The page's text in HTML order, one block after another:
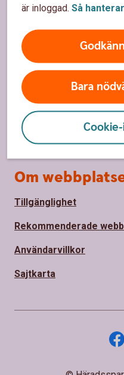
är inloggad. Så
Bara
Säkerhet och
Ta tillbaka cookie-
Så hanterar vi cookies
Behandling av
Bedrägeri och säkerhet
Om
Tillgänglighet
Rekommenderade
Användarvillkor
Sajtkarta